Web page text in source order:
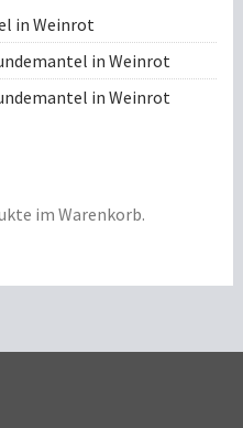
in Weinrot
in Weinrot
in Weinrot
im Warenkorb.